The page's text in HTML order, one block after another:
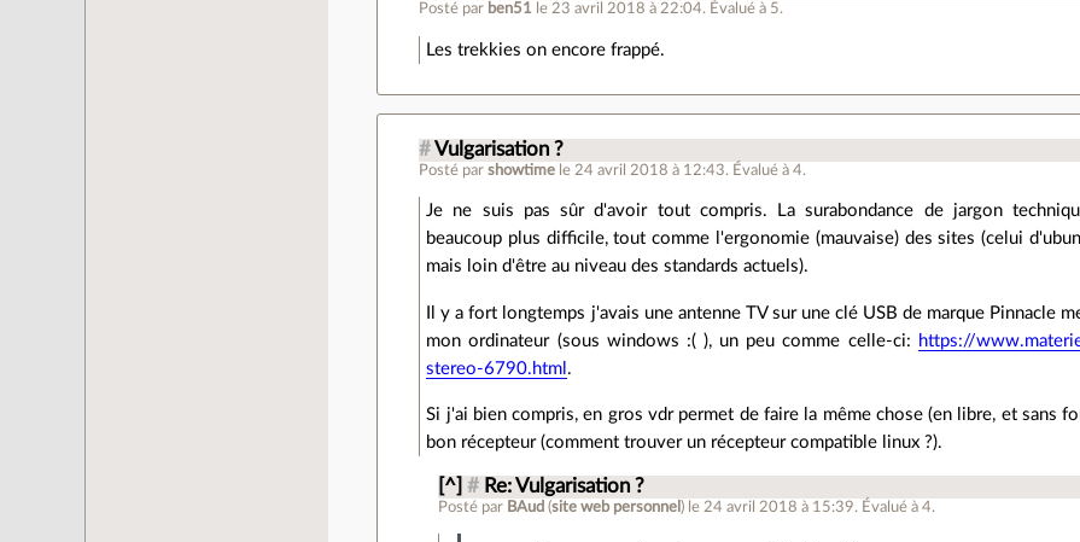
Posté par ben51 le 23 avril 2018 à 22:04. Évalué à 5.
Les trekkies on encore frappé.
# Vulgarisation ?
Posté parshowtime le 24 avril 2018 à 12:43. Évalué à4.
Je ne suis pas sûr d'avoir tout compris. La surabondance de jargon
beaucoup plus difficile, tout comme l'ergonomie (mauvaise) des sites (celui
mais loin d'être au niveau des standards actuels).
Il y a fort longtemps j'avais une antenne TV sur une clé USB de marque Pinnacle
mon ordinateur (sous windows :( ), un peu comme celle-ci: https://
stereo-6790.html .
Si j'ai bien compris, en gros vdr permet de faire la même chose (en libre, et sans
bon récepteur (comment trouver un récepteur compatible linux ?).
[^] # Re: Vulgarisation ?
Posté par BAud (site web personnel ) le 24 avril 2018 à 15:39. Évalué à4.